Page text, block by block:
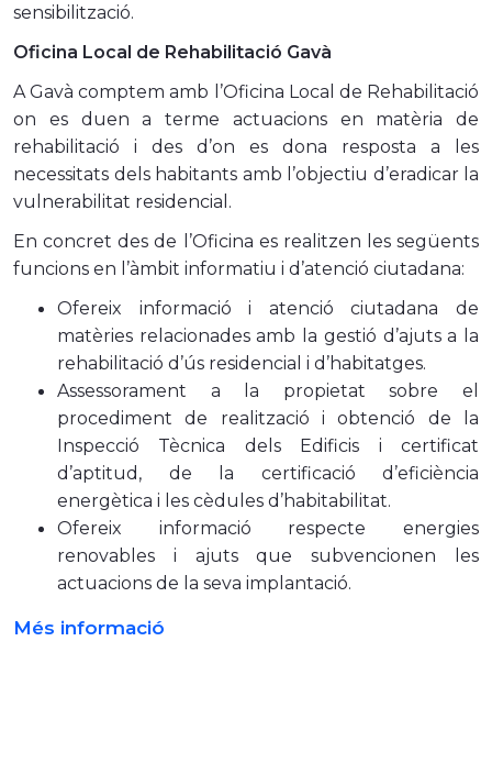
sensibilització.
Oficina Local de Rehabilitació Gavà
A Gavà comptem amb l’Oficina Local de Rehabilitació
on es duen a terme actuacions en matèria de
rehabilitació i des d’on es dona resposta a les
necessitats dels habitants amb l’objectiu d’eradicar la
vulnerabilitat residencial.
En concret des de l’Oficina es realitzen les següents
funcions en l’àmbit informatiu i d’atenció ciutadana:
Ofereix informació i atenció ciutadana de
matèries relacionades amb la gestió d’ajuts a la
rehabilitació d’ús residencial i d’habitatges.
Assessorament a la propietat sobre el
procediment de realització i obtenció de la
Inspecció Tècnica dels Edificis i certificat
d’aptitud, de la certificació d’eficiència
energètica i les cèdules d’habitabilitat.
Ofereix informació respecte energies
renovables i ajuts que subvencionen les
actuacions de la seva implantació.
Més informació